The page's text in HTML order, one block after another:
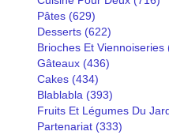
Pâtes (629)
Desserts (622)
Brioches Et Viennoiseries
Gâteaux (436)
Cakes (434)
Blablabla (393)
Fruits Et Légumes Du
Partenariat (333)